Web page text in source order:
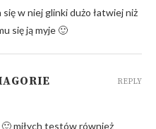
w niej glinki dużo łatwiej niż
się ją myje 🙂
miłych testów również
REPLY